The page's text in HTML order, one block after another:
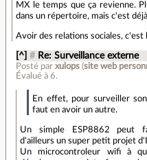
MX le temps que ça revienne.
dans un répertoire, mais c'est
Avoir des relations sociales, c'est
[^] # Re: Surveillance externe
Posté parxulops (site web
Évalué à6.
En effet, pour surveiller
faut en avoir un autre.
Un simple ESP8862 peut
d'ailleurs un super petit projet
Un microcontroleur wifi à